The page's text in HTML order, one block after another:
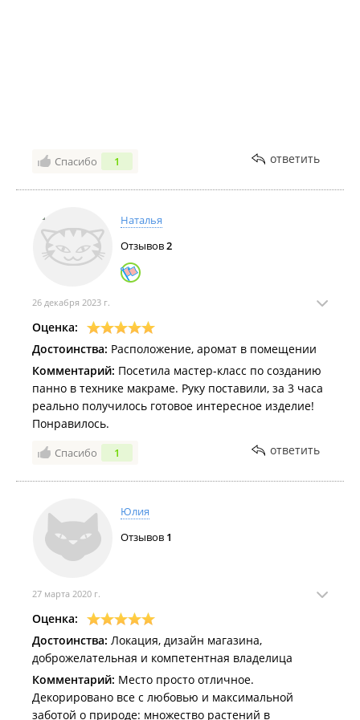
Спасибо 1 ответить
Наталья
Отзывов2
26 декабря 2023 г.
Оценка:
Достоинства: Расположение, аромат в помещении
Комментарий: Посетила мастер-класс по созданию
панно в технике макраме. Руку поставили, за 3 часа
реально получилось готовое интересное изделие!
Понравилось.
Спасибо 1 ответить
Юлия
Отзывов 1
27 марта 2020 г.
Оценка:
Достоинства: Локация, дизайн магазина,
доброжелательная и компетентная владелица
Комментарий: Место просто отличное.
Декорировано все с любовью и максимальной
заботой о природе: множество растений в